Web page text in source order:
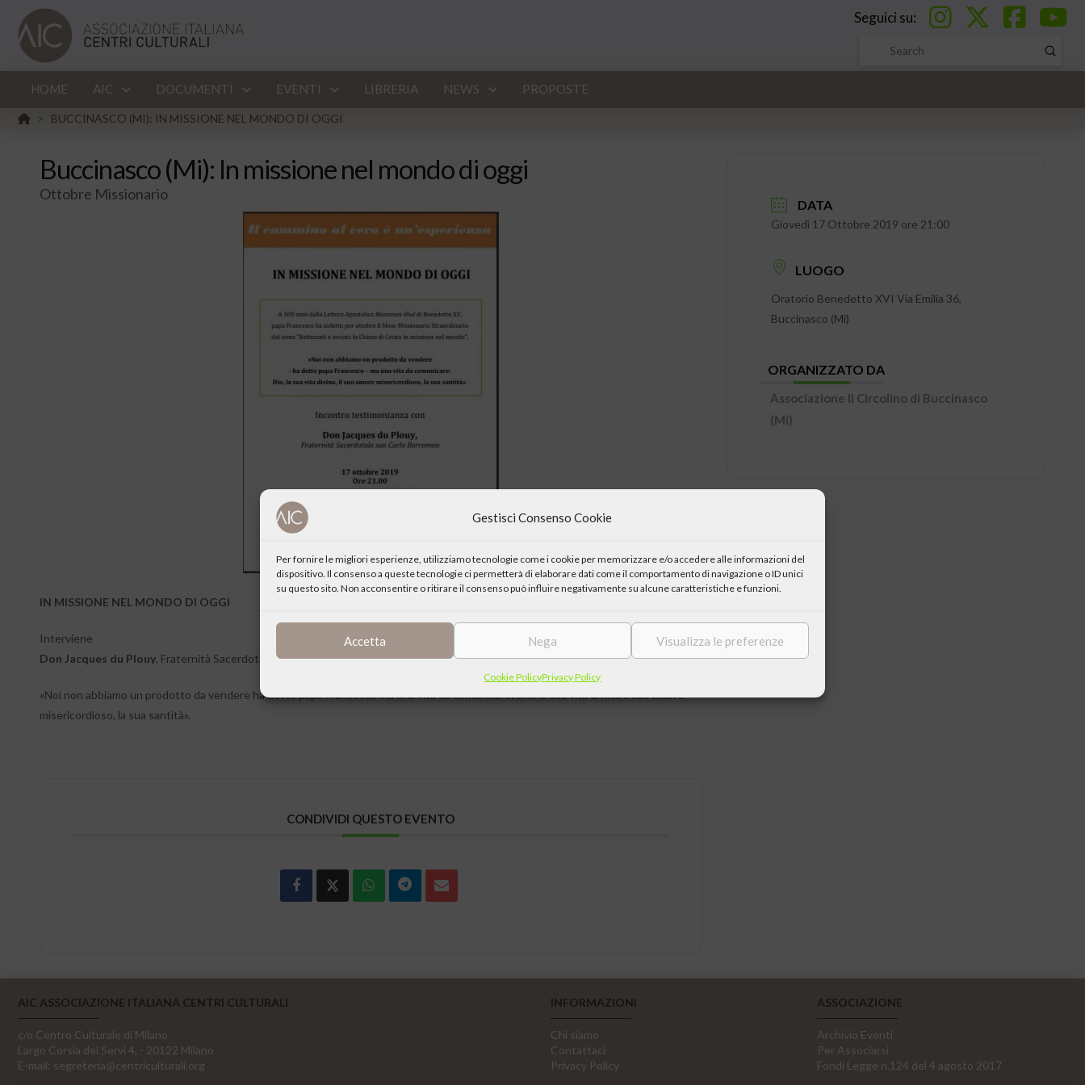
Gestisci Consenso Cookie
Per fornire le migliori esperienze, utilizziamo tecnologie come i cookie per memorizzare e/o accedere alle informazioni del
dispositivo. Il consenso a queste tecnologie ci permetterà di elaborare dati come il comportamento di navigazione o ID unici
su questo sito. Non acconsentire o ritirare il consenso può influire negativamente su alcune caratteristiche e funzioni.
Accetta Nega Visualizza le preferenze
Cookie PolicyPrivacy Policy
Seguici su:
Search
Submit
HOME AIC DOCUMENTI EVENTI LIBRERIA NEWS PROPOSTE
HOME
> BUCCINASCO (MI): IN MISSIONE NEL MONDO DI OGGI
Buccinasco (Mi): In missione nel mondo di oggi
Ottobre Missionario
IN MISSIONE NEL MONDO DI OGGI
Interviene
Don Jacques du Plouy, Fraternità Sacerdotale san Carlo Borromeo
«Noi non abbiamo un prodotto da vendere ha detto papa Francesco ma una vita da comunicare: Dio, la sua vita divina, il suo amore
misericordioso, la sua santità».
CONDIVIDI QUESTO EVENTO
DATA
Giovedì 17 Ottobre 2019 ore 21:00
LUOGO
Oratorio Benedetto XVI Via Emilia 36,
Buccinasco (Mi)
ORGANIZZATO DA
Associazione Il Circolino di Buccinasco
(Mi)
AIC ASSOCIAZIONE ITALIANA CENTRI CULTURALI
c/o Centro Culturale di Milano
Largo Corsia dei Servi 4, - 20122 Milano
E-mail: segreteria@centriculturali.org
INFORMAZIONI
Chi siamo
Contattaci
Privacy Policy
ASSOCIAZIONE
Archivio Eventi
Per Associarsi
Fondi Legge n.124 del 4 agosto 2017